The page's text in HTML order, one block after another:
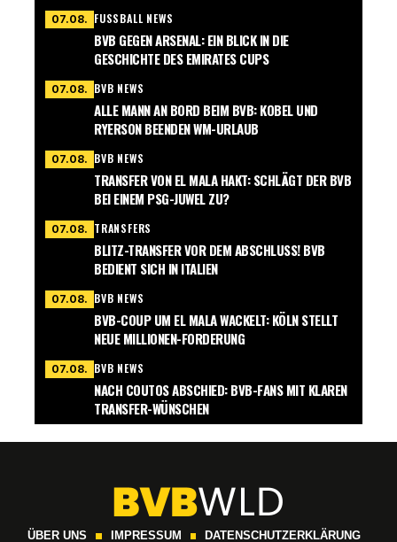
07.08. FUSSBALL NEWS
BVB GEGEN ARSENAL: EIN BLICK IN DIE
GESCHICHTE DES EMIRATES CUPS
07.08. BVB NEWS
ALLE MANN AN BORD BEIM BVB: KOBEL UND
RYERSON BEENDEN WM-URLAUB
07.08. BVB NEWS
TRANSFER VON EL MALA HAKT: SCHLÄGT DER BVB
BEI EINEM PSG-JUWEL ZU?
07.08. TRANSFERS
BLITZ-TRANSFER VOR DEM ABSCHLUSS! BVB
BEDIENT SICH IN ITALIEN
07.08. BVB NEWS
BVB-COUP UM EL MALA WACKELT: KÖLN STELLT
NEUE MILLIONEN-FORDERUNG
07.08. BVB NEWS
NACH COUTOS ABSCHIED: BVB-FANS MIT KLAREN
TRANSFER-WÜNSCHEN
ÜBER UNS IMPRESSUM DATENSCHUTZERKLÄRUNG